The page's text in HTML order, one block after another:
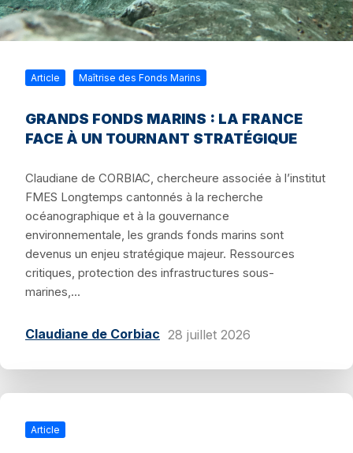
Article Maîtrise des Fonds Marins
GRANDS FONDS MARINS : LA FRANCE
FACE À UN TOURNANT STRATÉGIQUE
Claudiane de CORBIAC, chercheure associée à l’institut
FMES Longtemps cantonnés à la recherche
océanographique et à la gouvernance
environnementale, les grands fonds marins sont
devenus un enjeu stratégique majeur. Ressources
critiques, protection des infrastructures sous-
marines,...
Claudiane de Corbiac 28 juillet 2026
Article